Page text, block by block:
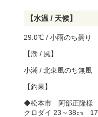
【水温 / 天候】
29.0℃ / 小雨のち曇り
【潮 / 風】
小潮 / 北東風のち無風
【釣果】
◆松本市 阿部正隆様
クロダイ 23～38㎝